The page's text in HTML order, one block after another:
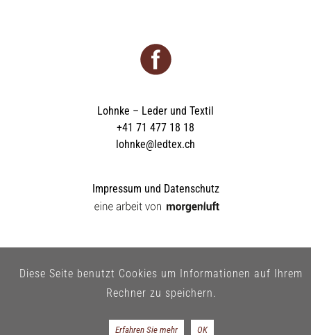
Lohnke – Leder und Textil
+41 71 477 18 18
lohnke@ledtex.ch
Impressum und Datenschutz
Diese Seite benutzt Cookies um Informationen auf Ihrem
Rechner zu speichern.
Erfahren Sie mehr OK